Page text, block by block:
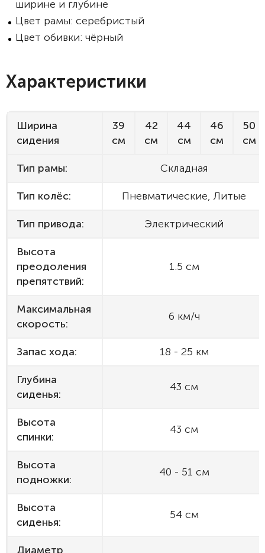
ширине и глубине
Цвет рамы: серебристый
Цвет обивки: чёрный
Характеристики
Ширина
сидения
39
см
42
см
44
см
46
см
50
см
Тип рамы: Складная
Тип колёс: Пневматические, Литые
Тип привода: Электрический
Высота
преодоления
препятствий:
1.5 см
Максимальная
скорость:
6 км/ч
Запас хода: 18 - 25 км
Глубина
сиденья:
43 см
Высота
спинки:
43 см
Высота
подножки:
40 - 51 см
Высота
сиденья:
54 см
Диаметр